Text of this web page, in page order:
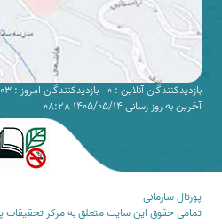
بازدیدکنندگان آنلاین : 0 بازدیدکنندگان امروز : 503
آخرین به روز رسانی 1405/05/14 08:28
پورتال سازمانی
تمامی حقوق این سایت متعلق به مرکز تحقیقات